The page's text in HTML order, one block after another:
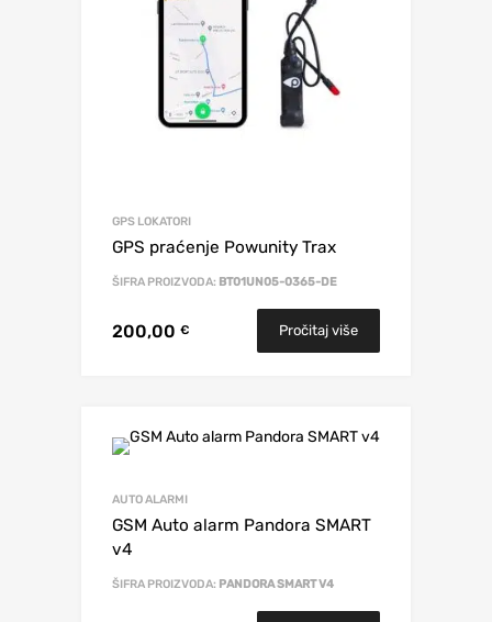
GPS LOKATORI
GPS praćenje Powunity Trax
ŠIFRA PROIZVODA: BT01UN05-0365-DE
200,00 € Pročitaj više
AUTO ALARMI
GSM Auto alarm Pandora SMART
v4
ŠIFRA PROIZVODA: PANDORA SMART V4